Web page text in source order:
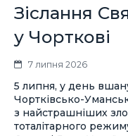
Зіслання
у Чорткові
7 липня 2026
5 липня, у день
Чортківсько-
з найстрашніших
тоталітарного